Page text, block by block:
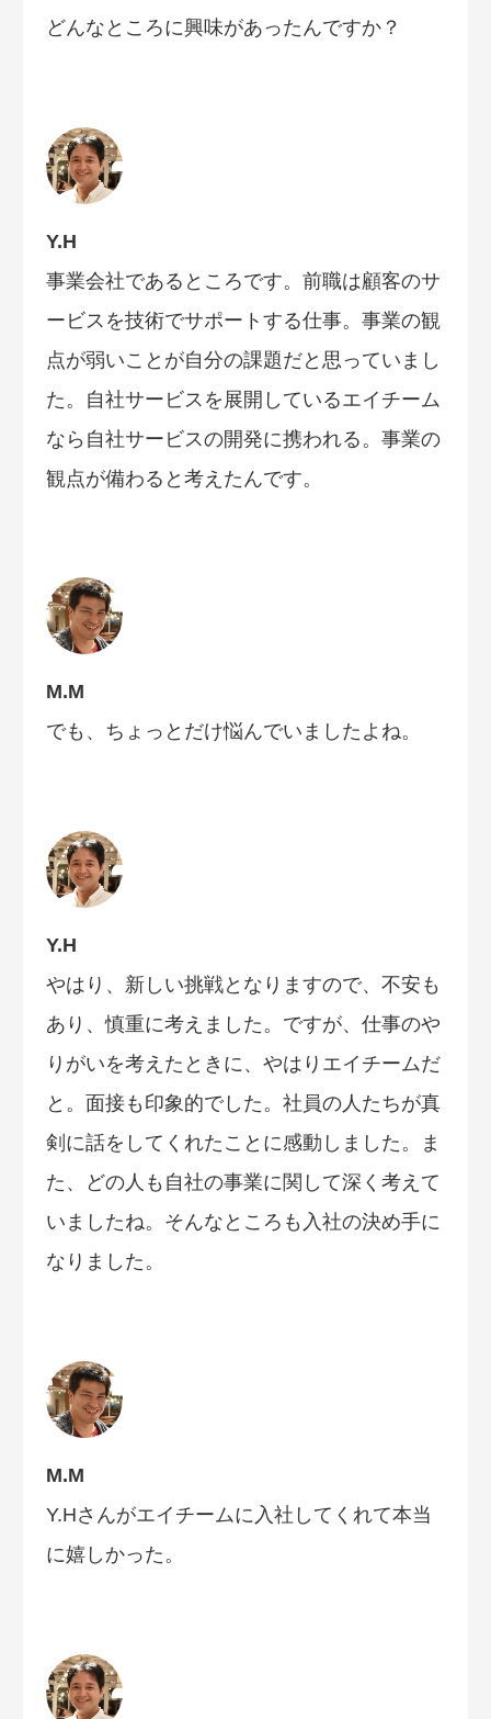
どんなところに興味があったんですか？
Y.H
事業会社であるところです。前職は顧客のサ
ービスを技術でサポートする仕事。事業の観
点が弱いことが自分の課題だと思っていまし
た。自社サービスを展開しているエイチーム
なら自社サービスの開発に携われる。事業の
観点が備わると考えたんです。
M.M
でも、ちょっとだけ悩んでいましたよね。
Y.H
やはり、新しい挑戦となりますので、不安も
あり、慎重に考えました。ですが、仕事のや
りがいを考えたときに、やはりエイチームだ
と。面接も印象的でした。社員の人たちが真
剣に話をしてくれたことに感動しました。ま
た、どの人も自社の事業に関して深く考えて
いましたね。そんなところも入社の決め手に
なりました。
M.M
Y.Hさんがエイチームに入社してくれて本当
に嬉しかった。